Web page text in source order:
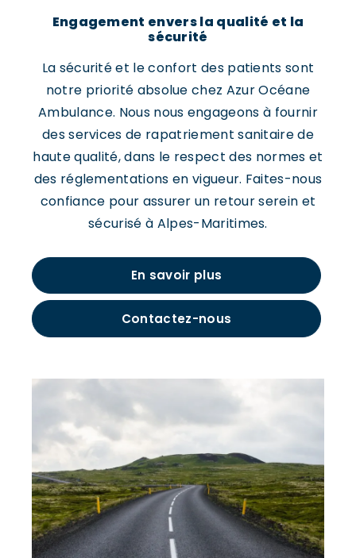
Engagement envers la qualité et la
sécurité
La sécurité et le confort des patients sont
notre priorité absolue chez Azur Océane
Ambulance. Nous nous engageons à fournir
des services de rapatriement sanitaire de
haute qualité, dans le respect des normes et
des réglementations en vigueur. Faites-nous
confiance pour assurer un retour serein et
sécurisé à Alpes-Maritimes.
En savoir plus
Contactez-nous